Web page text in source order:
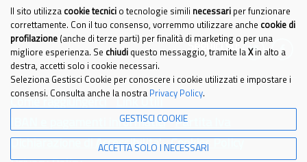
Seguici su:
IBAN e pagamenti informatici
Partita Iva
Dichiarazione di Accessibilita'
Cookies Policy
Il sito utilizza cookie tecnici o tecnologie simili necessari per funzionare
correttamente. Con il tuo consenso, vorremmo utilizzare anche cookie di
profilazione (anche di terze parti) per finalità di marketing o per una
migliore esperienza. Se chiudi questo messaggio, tramite la Xin alto a
destra, accetti solo i cookie necessari.
Seleziona Gestisci Cookie per conoscere i cookie utilizzati e impostare i
consensi. Consulta anche la nostra Privacy Policy.
GESTISCI COOKIE
ACCETTA SOLO I NECESSARI